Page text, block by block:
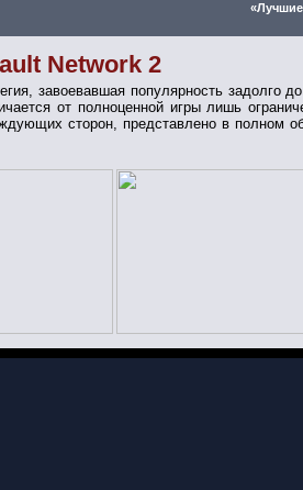
Network 2
завоевавшая популярность задолго
от полноценной игры лишь
сторон, представлено в полном